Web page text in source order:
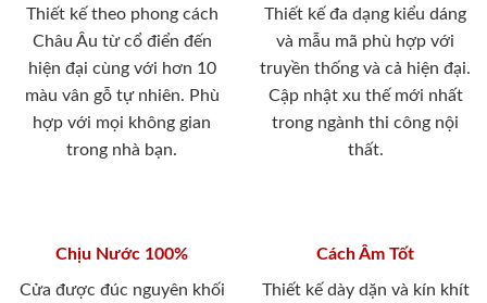
Thiết kế theo phong cách
Châu Âu từ cổ điển đến
hiện đại cùng với hơn 10
màu vân gỗ tự nhiên. Phù
hợp với mọi không gian
trong nhà bạn.
Thiết kế đa dạng kiểu dáng
và mẫu mã phù hợp với
truyền thống và cả hiện đại.
Cập nhật xu thế mới nhất
trong ngành thi công nội
thất.
Chịu Nước 100%
Cửa được đúc nguyên khối
Cách Âm Tốt
Thiết kế dày dặn và kín khít